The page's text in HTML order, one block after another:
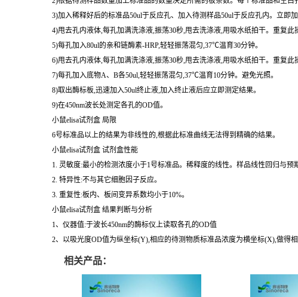
3)加入稀释好后的标准品50ul于反应孔、加入待测样品50ul于反应孔内。立即
4)甩去孔内液体,每孔加满洗涤液,振荡30秒,甩去洗涤液,用吸水纸拍干。重复此
5)每孔加入80ul的亲和链酶素-HRP,轻轻振荡混匀,37℃温育30分钟。
6)甩去孔内液体,每孔加满洗涤液,振荡30秒,甩去洗涤液,用吸水纸拍干。重复此
7)每孔加入底物A、B各50ul,轻轻振荡混匀,37℃温育10分钟。避免光照。
8)取出酶标板,迅速加入50ul终止液,加入终止液后应立即测定结果。
9)在450nm波长处测定各孔的OD值。
小鼠elisa试剂盒 局限
6号标准品以上的结果为非线性的,根据此标准曲线无法得到精确的结果。
小鼠elisa试剂盒 试剂盒性能
1. 灵敏度:最小的检测浓度小于1号标准品。稀释度的线性。样品线性回归与预
2. 特异性:不与其它细胞因子反应。
3. 重复性:板内、板间变异系数均小于10%。
小鼠elisa试剂盒 结果判断与分析
1、仪器值:于波长450nm的酶标仪上读取各孔的OD值
2、以吸光度OD值为纵坐标(Y),相应的待测物质标准品浓度为横坐标(X),做得
相关产品：